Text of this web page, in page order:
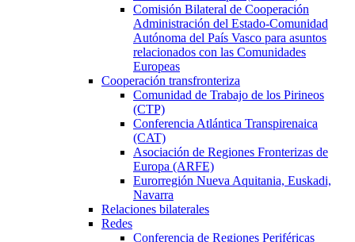
Comisión Bilateral de Cooperación
Administración del Estado-Comunidad
Autónoma del País Vasco para asuntos
relacionados con las Comunidades
Europeas
Cooperación transfronteriza
Comunidad de Trabajo de los Pirineos
(CTP)
Conferencia Atlántica Transpirenaica
(CAT)
Asociación de Regiones Fronterizas de
Europa (ARFE)
Eurorregión Nueva Aquitania, Euskadi,
Navarra
Relaciones bilaterales
Redes
Conferencia de Regiones Periféricas